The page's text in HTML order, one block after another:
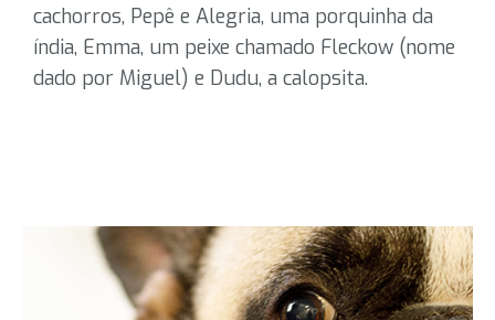
cachorros, Pepê e Alegria, uma porquinha da
índia, Emma, um peixe chamado Fleckow (nome
dado por Miguel) e Dudu, a calopsita.